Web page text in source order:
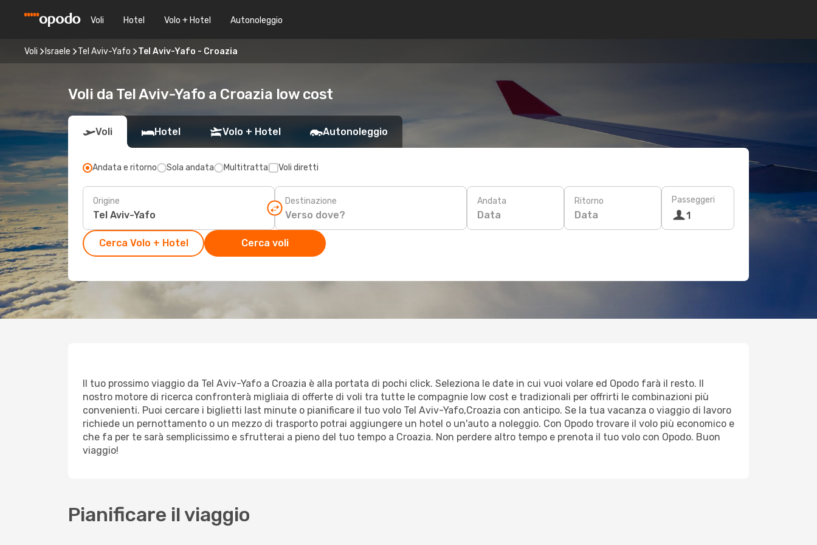
Voli Hotel Volo + Hotel Autonoleggio
Voli Israele Tel Aviv-Yafo Tel Aviv-Yafo - Croazia
Voli da Tel Aviv-Yafo a Croazia low cost
Voli Hotel Volo + Hotel Autonoleggio
Andata e ritorno Sola andata Multitratta Voli diretti
Origine Destinazione Andata
Data
Ritorno
Data
Passeggeri
1
Cerca Volo + Hotel Cerca voli
Il tuo prossimo viaggio da Tel Aviv-Yafo a Croazia è alla portata di pochi click. Seleziona le date in cui vuoi volare ed Opodo farà il resto. Il
nostro motore di ricerca confronterà migliaia di offerte di voli tra tutte le compagnie low cost e tradizionali per offrirti le combinazioni più
convenienti. Puoi cercare i biglietti last minute o pianificare il tuo volo Tel Aviv-Yafo,Croazia con anticipo. Se la tua vacanza o viaggio di lavoro
richiede un pernottamento o un mezzo di trasporto potrai aggiungere un hotel o un'auto a noleggio. Con Opodo trovare il volo più economico e
che fa per te sarà semplicissimo e sfrutterai a pieno del tuo tempo a Croazia. Non perdere altro tempo e prenota il tuo volo con Opodo. Buon
viaggio!
Pianificare il viaggio